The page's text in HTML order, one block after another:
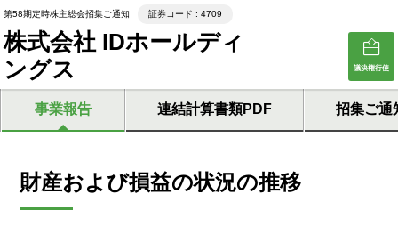
第58期定時株主総会招集ご通知 証券コード : 4709
株式会社 IDホールディ
ングス
議決権行使
事業報告 連結計算書類PDF 招集ご通
財産および損益の状況の推移